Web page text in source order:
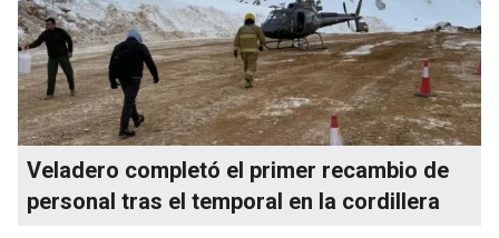
Veladero completó el primer recambio de
personal tras el temporal en la cordillera